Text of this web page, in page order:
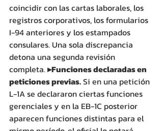
coincidir con las cartas laborales, los
registros corporativos, los formularios
I-94 anteriores y los estampados
consulares. Una sola discrepancia
detona una segunda revisión
completa. ▸Funciones declaradas en
peticiones previas. Si en una petición
L-1A se declararon ciertas funciones
gerenciales y en la EB-1C posterior
aparecen funciones distintas para el